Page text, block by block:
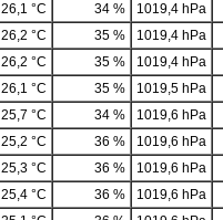
26,1 °C 34 %
1019,4 hPa
26,2 °C 35 %
1019,4 hPa
26,2 °C 35 %
1019,4 hPa
26,1 °C 35 %
1019,5 hPa
25,7 °C 34 %
1019,6 hPa
25,2 °C 36 %
1019,6 hPa
25,3 °C 36 %
1019,6 hPa
25,4 °C 36 %
1019,6 hPa